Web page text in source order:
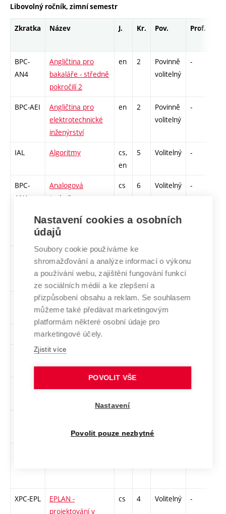
Libovolný ročník, zimní semestr
Zkratka Název J. Kr. Pov. Prof.
BPC-
AN4
Angličtina pro
bakaláře - středně
pokročilí 2
en 2
Povinně
volitelný
-
BPC-AEI
Angličtina pro
elektrotechnické
inženýrství
en 2
Povinně
volitelný
-
IAL Algoritmy
cs,
en
5 Volitelný -
BPC-
ANA
Analogová
technika
cs 6 Volitelný -
Angličtina pro
bakaláře - středně
pokročilí 1
en,
cs
Volitelný
Angličtina pro FCE
1
en 3 Volitelný
BPC-AIT Angličtina pro IT
CISCO akademie 1
- CCNA
CISCO akademie 3
cs 3 Volitelný -
- CCNP
XPC-EPL
EPLAN -
projektování v
cs 4 Volitelný -
Nastavení cookies a osobních
údajů
Soubory cookie používáme ke
shromažďování a analýze informací o výkonu
a používání webu, zajištění fungování funkcí
ze sociálních médií a ke zlepšení a
přizpůsobení obsahu a reklam. Se souhlasem
můžeme také předávat marketingovým
platformám některé osobní údaje pro
marketingové účely.
Zjistit více
POVOLIT VŠE
Nastavení
Povolit pouze nezbytné